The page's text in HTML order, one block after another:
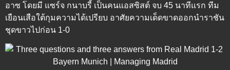
อาซ โดยมี แซร์จ กนาบรี้ เป็นคนแอสซิสต์ จบ 45 นาทีแรก ทีม
เยือนเสือใต้กุมความได้เปรียบ อาศัยความเด็ดขาดออกนำราชัน
ชุดขาวไปก่อน 1-0